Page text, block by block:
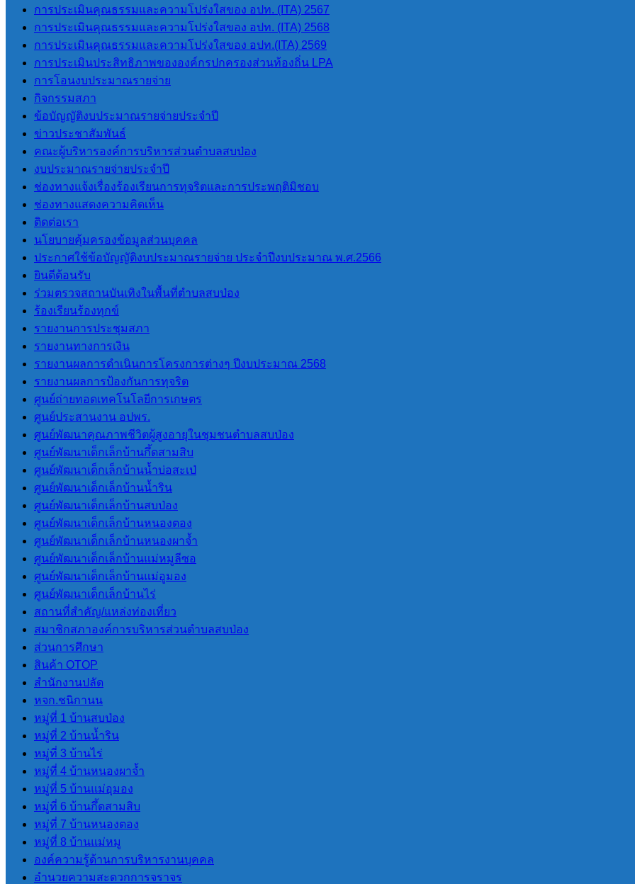
การประเมินคุณธรรมและความโปร่งใสของ อปท. (ITA) 2567
การประเมินคุณธรรมและความโปร่งใสของ อปท. (ITA) 2568
การประเมินคุณธรรมและความโปร่งใสของ อปท.(ITA) 2569
การประเมินประสิทธิภาพขององค์กรปกครองส่วนท้องถิ่น LPA
การโอนงบประมาณรายจ่าย
กิจกรรมสภา
ข้อบัญญัติงบประมาณรายจ่ายประจำปี
ข่าวประชาสัมพันธ์
คณะผู้บริหารองค์การบริหารส่วนตำบลสบป่อง
งบประมาณรายจ่ายประจำปี
ช่องทางแจ้งเรื่องร้องเรียนการทุจริตและการประพฤติมิชอบ
ช่องทางแสดงความคิดเห็น
ติดต่อเรา
นโยบายคุ้มครองข้อมูลส่วนบุคคล
ประกาศใช้ข้อบัญญัติงบประมาณรายจ่าย ประจำปีงบประมาณ พ.ศ.2566
ยินดีต้อนรับ
ร่วมตรวจสถานบันเทิงในพื้นที่ตำบลสบป่อง
ร้องเรียนร้องทุกข์
รายงานการประชุมสภา
รายงานทางการเงิน
รายงานผลการดำเนินการโครงการต่างๆ ปีงบประมาณ 2568
รายงานผลการป้องกันการทุจริต
ศูนย์ถ่ายทอดเทคโนโลยีการเกษตร
ศูนย์ประสานงาน อปพร.
ศูนย์พัฒนาคุณภาพชีวิตผู้สูงอายุในชุมชนตำบลสบป่อง
ศูนย์พัฒนาเด็กเล็กบ้านกึ้ดสามสิบ
ศูนย์พัฒนาเด็กเล็กบ้านน้ำบ่อสะเป่
ศูนย์พัฒนาเด็กเล็กบ้านน้ำริน
ศูนย์พัฒนาเด็กเล็กบ้านสบป่อง
ศูนย์พัฒนาเด็กเล็กบ้านหนองตอง
ศูนย์พัฒนาเด็กเล็กบ้านหนองผาจ้ำ
ศูนย์พัฒนาเด็กเล็กบ้านแม่หมูลีซอ
ศูนย์พัฒนาเด็กเล็กบ้านแม่อูมอง
ศูนย์พัฒนาเด็กเล็กบ้านไร่
สถานที่สําคัญ/แหล่งท่องเที่ยว
สมาชิกสภาองค์การบริหารส่วนตําบลสบป่อง
ส่วนการศึกษา
สินค้า OTOP
สํานักงานปลัด
หจก.ชนิกานน
หมู่ที่ 1 บ้านสบป่อง
หมู่ที่ 2 บ้านน้ำริน
หมู่ที่ 3 บ้านไร่
หมู่ที่ 4 บ้านหนองผาจ้ำ
หมู่ที่ 5 บ้านแม่อุมอง
หมู่ที่ 6 บ้านกึ้ดสามสิบ
หมู่ที่ 7 บ้านหนองตอง
หมู่ที่ 8 บ้านแม่หมู
องค์ความรู้ด้านการบริหารงานบุคคล
อำนวยความสะดวกการจราจร
ติดต่อเรา
นายโอฬาร ปาริฉัตรพงศ์
นายกองค์การบริหารส่วนตำบลสบป่อง
โทร 080-034-6787
เมนูหลัก
หน้าแรก
ข้อมูลทั่วไป
ประวัติองค์การบริหารส่วนตำบลสบ
ป่อง
วิสัยทัศน์การพัฒนา
อำนาจหน้าที่
ติดต่อเรา
หน่วยตรวจสอบภายใน
การโอนงบประมาณรายจ่าย
การติดตามประเมินผลระบบการ
ควบคุมภายใน
ITA
การประเมินคุณธรรมและ ความ
โปร่งใสของ อปท. (ITA) 2565
การประเมินคุณธรรมและ ความ
โปร่งใสของ อปท. (ITA) 2566
การประเมินคุณธรรมและความ
โปร่งใสของ อปท. (ITA) 2567
การประเมินคุณธรรมและความ
โปร่งใสของ อปท. (ITA) 2568
การประเมินคุณธรรมและความ
โปร่งใสของ อปท. (ITA) 2569
LPA
การประเมินประสิทธิภาพขององค์กร
ปกครองส่วนท้องถิ่น LPA